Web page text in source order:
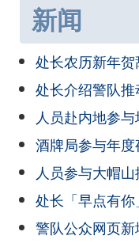
新闻
处长农历新年贺
处长介绍警队
人员赴内地参
酒牌局参与年
人员参与大帽
处长「早点有你
警队公众网页